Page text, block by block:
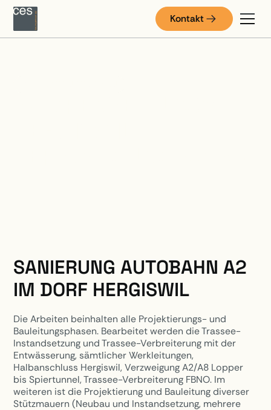
Kontakt
SANIERUNG AUTOBAHN A2
IM DORF HERGISWIL
Die Arbeiten beinhalten alle Projektierungs- und
Bauleitungsphasen. Bearbeitet werden die Trassee-
Instandsetzung und Trassee-Verbreiterung mit der
Entwässerung, sämtlicher Werkleitungen,
Halbanschluss Hergiswil, Verzweigung A2/A8 Lopper
bis Spiertunnel, Trassee-Verbreiterung FBNO. Im
weiteren ist die Projektierung und Bauleitung diverser
Stützmauern (Neubau und Instandsetzung, mehrere